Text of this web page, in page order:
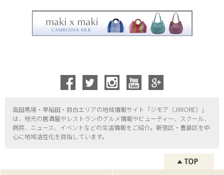
高田馬場・早稲田・目白エリアの地域情報サイト「ジモア（JIMORE）」
は、地元の居酒屋やレストランのグルメ情報やビューティー、
スクール、
病院、ニュース、イベントなどの生活情報をご紹介。新宿区・ 豊島区を中
心に地域活性化を目指しています。